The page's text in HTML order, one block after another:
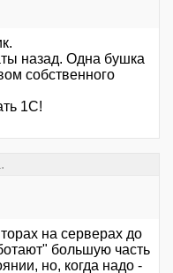
назад. Одна бушка
собственного
1С!
на серверах до
большую часть
но, когда надо -